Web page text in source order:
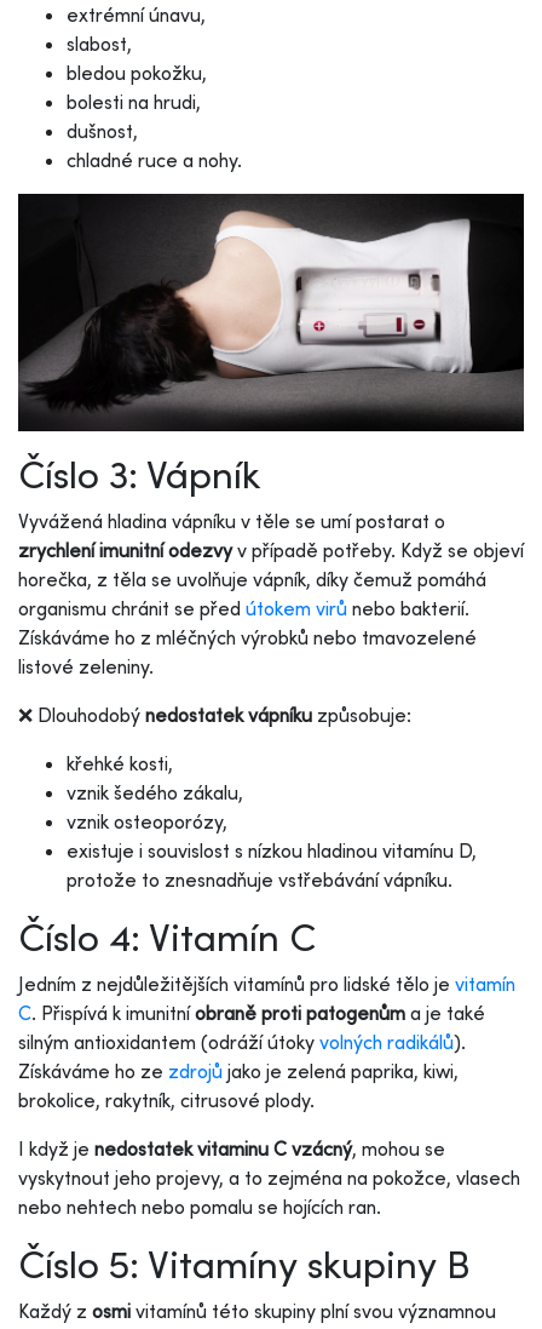
extrémní únavu,
slabost,
bledou pokožku,
bolesti na hrudi,
dušnost,
chladné ruce a nohy.
Číslo 3: Vápník
Vyvážená hladina vápníku v těle se umí postarat o
zrychlení imunitní odezvyv případě potřeby. Když se objeví
horečka, z těla se uvolňuje vápník, díky čemuž pomáhá
organismu chránit se před útokem virů nebo bakterií.
Získáváme ho z mléčných výrobků nebo tmavozelené
listové zeleniny.
❌ Dlouhodobý nedostatek vápníku způsobuje:
křehké kosti,
vznik šedého zákalu,
vznik osteoporózy,
existuje i souvislost s nízkou hladinou vitamínu D,
protože to znesnadňuje vstřebávání vápníku.
Číslo 4: Vitamín C
Jedním z nejdůležitějších vitamínů pro lidské tělo je vitamín
C. Přispívá k imunitníobraně proti patogenům a je také
silným antioxidantem (odráží útoky volných radikálů).
Získáváme ho ze zdrojů jako je zelená paprika, kiwi,
brokolice, rakytník, citrusové plody.
I když je nedostatek vitaminu C vzácný, mohou se
vyskytnout jeho projevy, a to zejména na pokožce, vlasech
nebo nehtech nebo pomalu se hojících ran.
Číslo 5: Vitamíny skupiny B
Každý z osmi vitamínů této skupiny plní svou významnou